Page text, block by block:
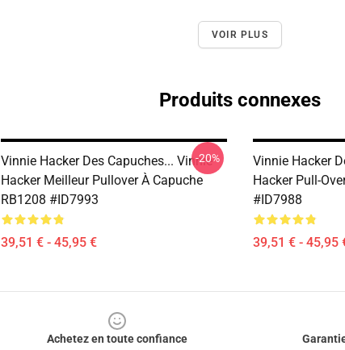
VOIR PLUS
Produits connexes
Vinnie Hacker Des Capuches... Vinnie
Hacker Meilleur Pullover À Capuche
RB1208 #ID7993
39,51 € - 45,95 €
-20%
Vinnie Hacker
Hacker Pull-
#ID7988
39,51 € - 45,95
Achetez en toute confiance